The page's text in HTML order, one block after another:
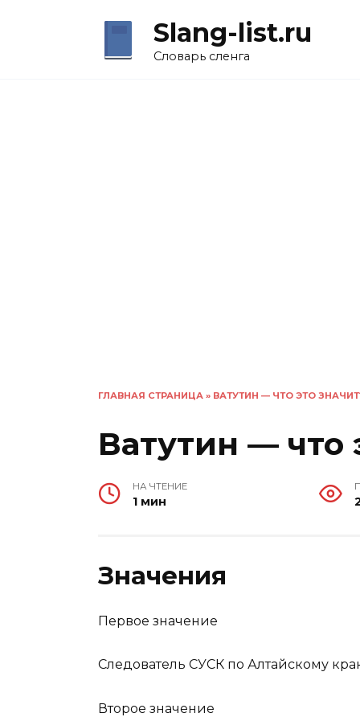
Slang-list.ru
Словарь сленга
ГЛАВНАЯ СТРАНИЦА » ВАТУТИН — ЧТО ЭТО
Ватутин — что
НА ЧТЕНИЕ
1 мин
Значения
Первое значение
Следователь СУСК по Алтайскому
Второе значение